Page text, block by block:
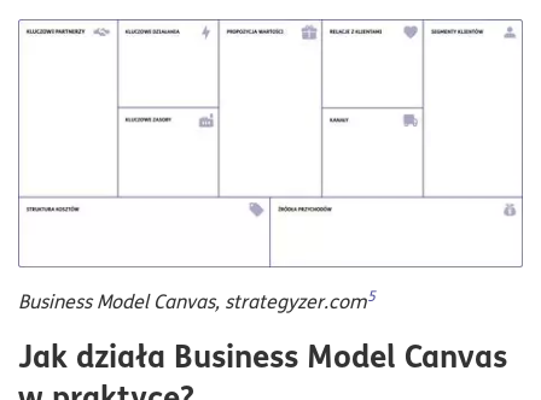
Business Model Canvas, strategyzer.com5
Jak działa Business Model Canvas